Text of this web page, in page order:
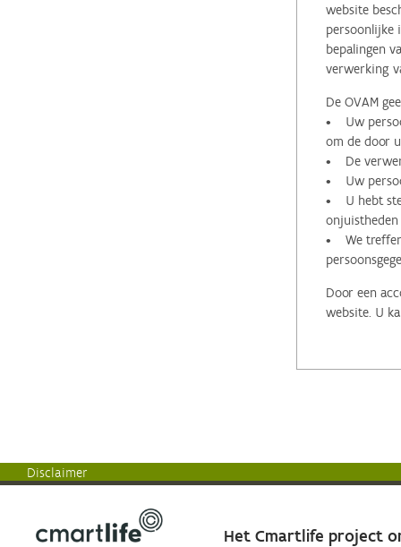
website
persoonlijke
bepalingen
verwerking
De OVAM
• Uw
om de door
• De
• Uw
• U hebt
onjuistheden
• We treffen
Door een
website. U
Disclaimer
Het Cmartlife project